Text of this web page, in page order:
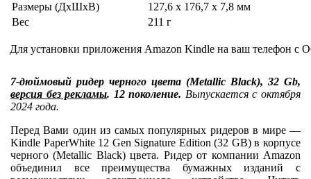
Размеры (ДхШхВ)
127,6 x 176,7 x 7,8 мм
Вес
211 г
Для установки приложения Amazon Kindle на ваш телефон с
7-дюймовый ридер черного цвета (Metallic Black), 32 Gb,
версия без рекламы. 12 поколение. Выпускается с октября
2024 года.
Перед Вами один из самых популярных ридеров в мире —
Kindle PaperWhite 12 Gen Signature Edition (32 GB) в корпусе
черного (Metallic Black) цвета. Ридер от компании Amazon
объединил все преимущества бумажных изданий с